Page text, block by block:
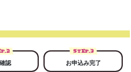
2
認
STEP.3
お申込み完了